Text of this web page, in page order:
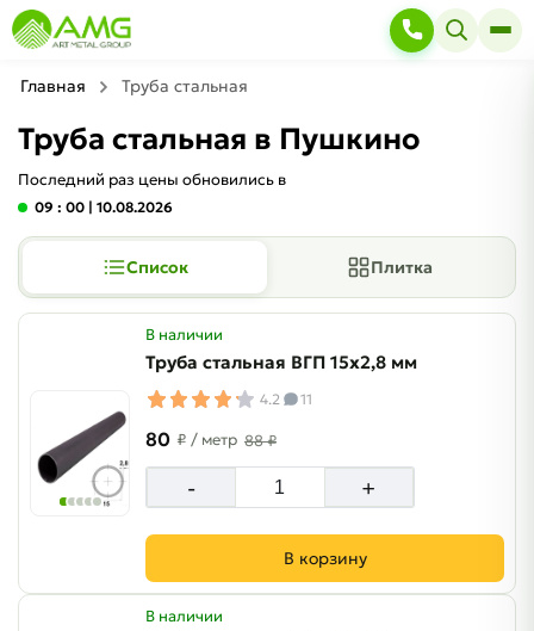
Главная Труба стальная
Труба стальная в Пушкино
Последний раз цены обновились в
09 : 00 | 10.08.2026
Список Плитка
В наличии
Труба стальная ВГП 15х2,8 мм
4.2 11
80 ₽ / метр 88 ₽
- +
В корзину
В наличии